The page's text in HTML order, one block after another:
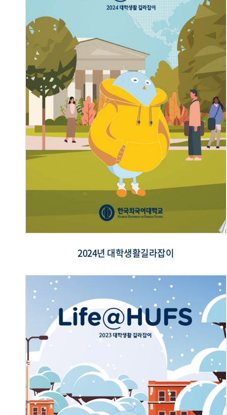
2024년 대학생활길라잡이